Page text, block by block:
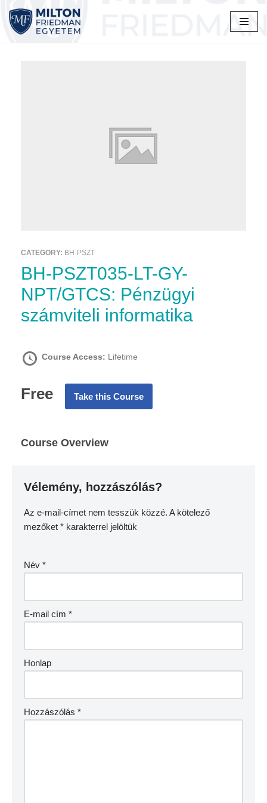
Skip
CATEGORY: BH-PSZT
BH-PSZT035-LT-GY-
NPT/GTCS: Pénzügyi
számviteli informatika
Course Access: Lifetime
Free Take this Course
Course Overview
Vélemény, hozzászólás?
Az e-mail-címet nem tesszük közzé. A kötelező
mezőket * karakterrel jelöltük
Név *
E-mail cím *
Honlap
Hozzászólás *